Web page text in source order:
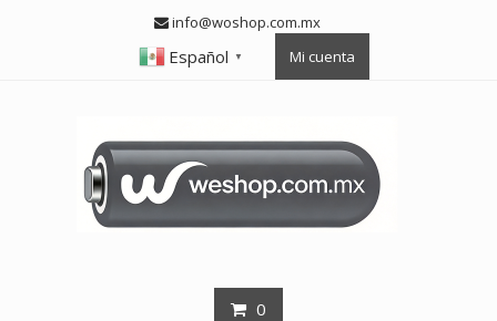
info@woshop.com.mx
Español ▼ Mi cuenta
0